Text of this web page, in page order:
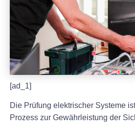
[ad_1]
Die Prüfung elektrischer Systeme
Prozess zur Gewährleistung der